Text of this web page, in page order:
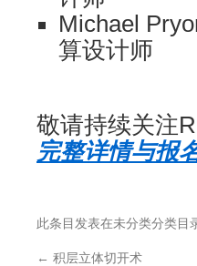
Michael
算设计师
敬请持续关注
完整详情与
此条目发表在未分类分类目
← 积层立体切开术